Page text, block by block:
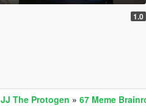
1.0
JJ The Protogen »67 Meme